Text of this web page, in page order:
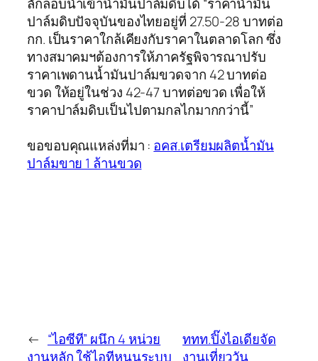
ลักลอบนำเข้าน้ำมันปาล์มดิบได้ “ราคาน้ำมัน
ปาล์มดิบปัจจุบันของไทยอยู่ที่ 27.50-28 บาทต่อ
กก. เป็นราคาใกล้เคียงกับราคาในตลาดโลก ซึ่ง
ทางสมาคมฯต้องการให้ภาครัฐพิจารณาปรับ
ราคาเพดานน้ำมันปาล์มขวดจาก 42 บาทต่อ
ขวด ให้อยู่ในช่วง 42-47 บาทต่อขวด เพื่อให้
ราคาปาล์มดิบเป็นไปตามกลไกมากกว่านี้”
ขอขอบคุณแหล่งที่มา : อคส.เตรียมผลิตน้ำมัน
ปาล์มขาย 1 ล้านขวด
← “ไอซีที” ผนึก 4 หน่วย
งานหลัก ใช้ไอทีหนุนระบบ
ททท.ปิ๊งไอเดียจัด
งานเที่ยววัน